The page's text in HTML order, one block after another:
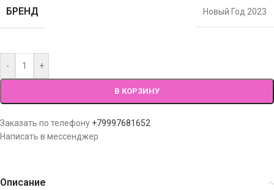
БРЕНД Новый Год 2023
- +
В КОРЗИНУ
Заказать по телефону +79997681652
Написать в мессенджер
Описание